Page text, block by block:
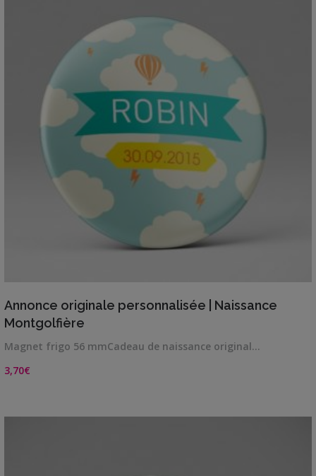
Annonce originale personnalisée | Naissance
Montgolfière
Magnet frigo 56 mmCadeau de naissance original…
3,70€